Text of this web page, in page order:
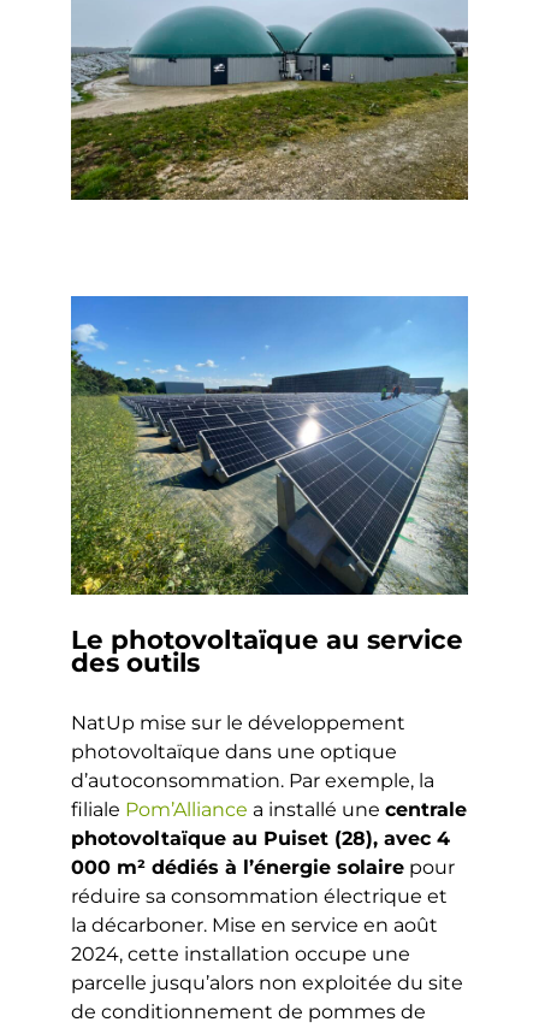
Le photovoltaïque au service
des outils
NatUp mise sur le développement
photovoltaïque dans une optique
d’autoconsommation. Par exemple, la
filiale Pom’Alliance a installé unecentrale
photovoltaïque au Puiset (28), avec 4
000 m² dédiés à l’énergie solaire pour
réduire sa consommation électrique et
la décarboner. Mise en service en août
2024, cette installation occupe une
parcelle jusqu’alors non exploitée du site
de conditionnement de pommes de